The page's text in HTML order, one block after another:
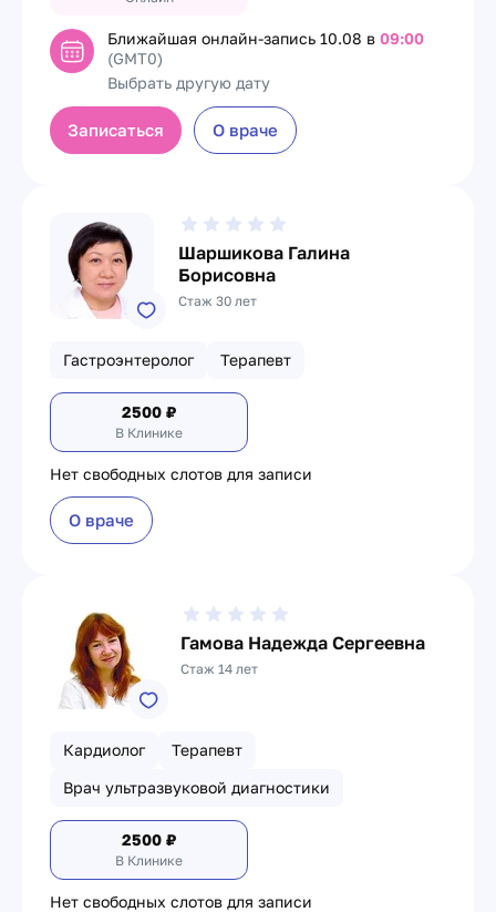
Ближайшая онлайн-запись 10.08 в 09:00
(GMT0)
Выбрать другую дату
Записаться О враче
Шаршикова Галина
Борисовна
Стаж 30 лет
Гастроэнтеролог Терапевт
2500 ₽
В Клинике
Нет свободных слотов для записи
О враче
Гамова Надежда Сергеевна
Стаж 14 лет
Кардиолог
Терапевт
Врач ультразвуковой диагностики
2500 ₽
В Клинике
Нет свободных слотов для записи